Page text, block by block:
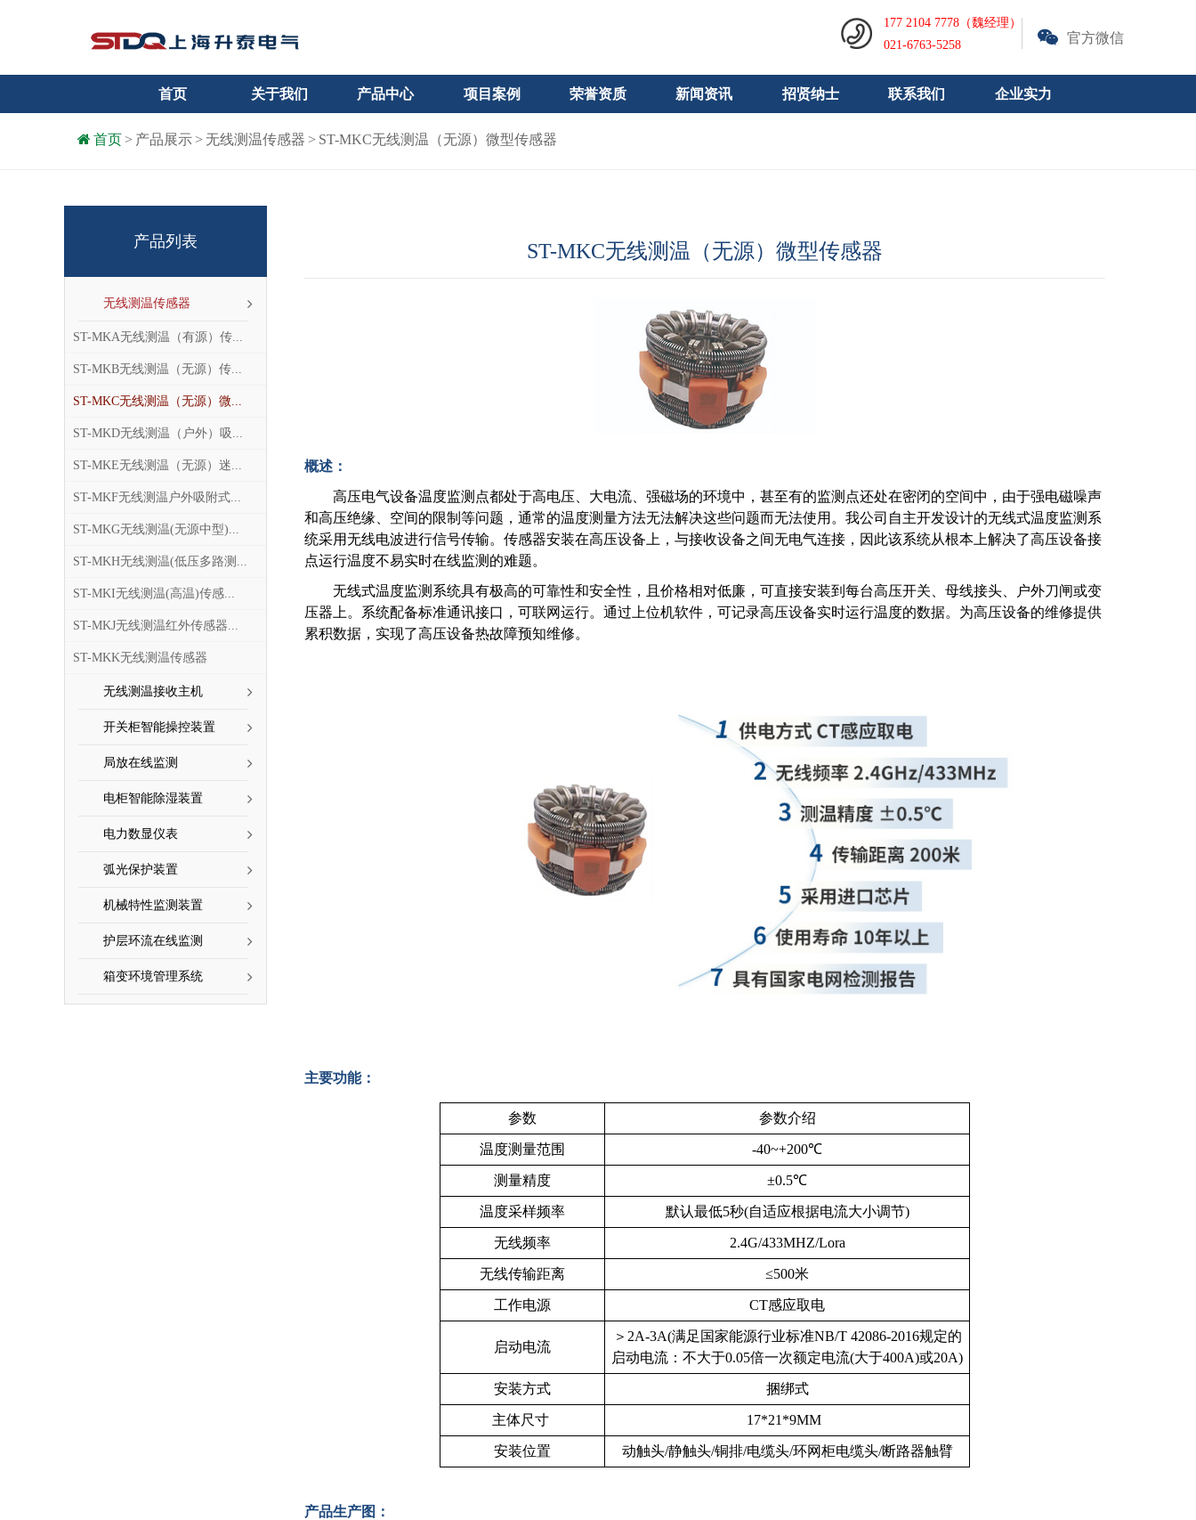
177 2104 7778（魏经理）
021-6763-5258
官方微信
首页 关于我们 产品中心 项目案例 荣誉资质 新闻资讯 招贤纳士 联系我们 企业实力
首页 > 产品展示 > 无线测温传感器 > ST-MKC无线测温（无源）微型传感器
产品列表
无线测温传感器
ST-MKA无线测温（有源）传...
ST-MKB无线测温（无源）传...
ST-MKC无线测温（无源）微...
ST-MKD无线测温（户外）吸...
ST-MKE无线测温（无源）迷...
ST-MKF无线测温户外吸附式...
ST-MKG无线测温(无源中型)...
ST-MKH无线测温(低压多路测...
ST-MKI无线测温(高温)传感...
ST-MKJ无线测温红外传感器...
ST-MKK无线测温传感器
无线测温接收主机
开关柜智能操控装置
局放在线监测
电柜智能除湿装置
电力数显仪表
弧光保护装置
机械特性监测装置
护层环流在线监测
箱变环境管理系统
ST-MKC无线测温（无源）微型传感器
概述：
高压电气设备温度监测点都处于高电压、大电流、强磁场的环境中，甚至有的监测点还处在密闭的空间中，由于强电磁噪声
和高压绝缘、空间的限制等问题，通常的温度测量方法无法解决这些问题而无法使用。我公司自主开发设计的无线式温度监测系
统采用无线电波进行信号传输。传感器安装在高压设备上，与接收设备之间无电气连接，因此该系统从根本上解决了高压设备接
点运行温度不易实时在线监测的难题。
无线式温度监测系统具有极高的可靠性和安全性，且价格相对低廉，可直接安装到每台高压开关、母线接头、户外刀闸或变
压器上。系统配备标准通讯接口，可联网运行。通过上位机软件，可记录高压设备实时运行温度的数据。为高压设备的维修提供
累积数据，实现了高压设备热故障预知维修。
主要功能：
参数 参数介绍
温度测量范围 -40~+200℃
测量精度 ±0.5℃
温度采样频率 默认最低5秒(自适应根据电流大小调节)
无线频率 2.4G/433MHZ/Lora
无线传输距离 ≤500米
工作电源 CT感应取电
启动电流
＞2A-3A(满足国家能源行业标准NB/T 42086-2016规定的
启动电流：不大于0.05倍一次额定电流(大于400A)或20A)
安装方式 捆绑式
主体尺寸 17*21*9MM
安装位置 动触头/静触头/铜排/电缆头/环网柜电缆头/断路器触臂
产品生产图：